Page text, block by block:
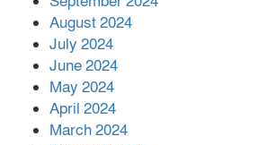
August 2024
July 2024
June 2024
May 2024
April 2024
March 2024